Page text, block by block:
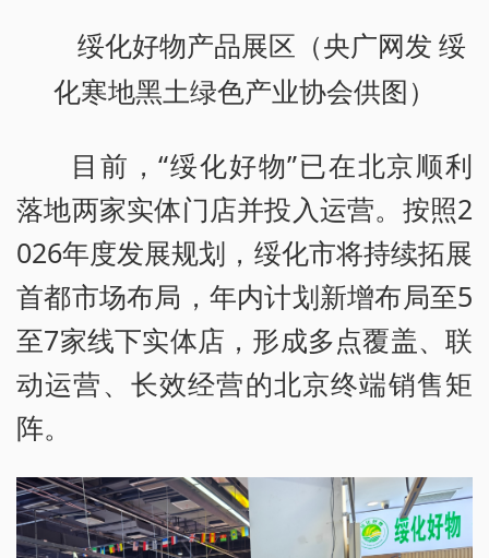
绥化好物产品展区（央广网发 绥
化寒地黑土绿色产业协会供图）
目前，“绥化好物”已在北京顺利
落地两家实体门店并投入运营。按照2
026年度发展规划，绥化市将持续拓展
首都市场布局，年内计划新增布局至5
至7家线下实体店，形成多点覆盖、联
动运营、长效经营的北京终端销售矩
阵。